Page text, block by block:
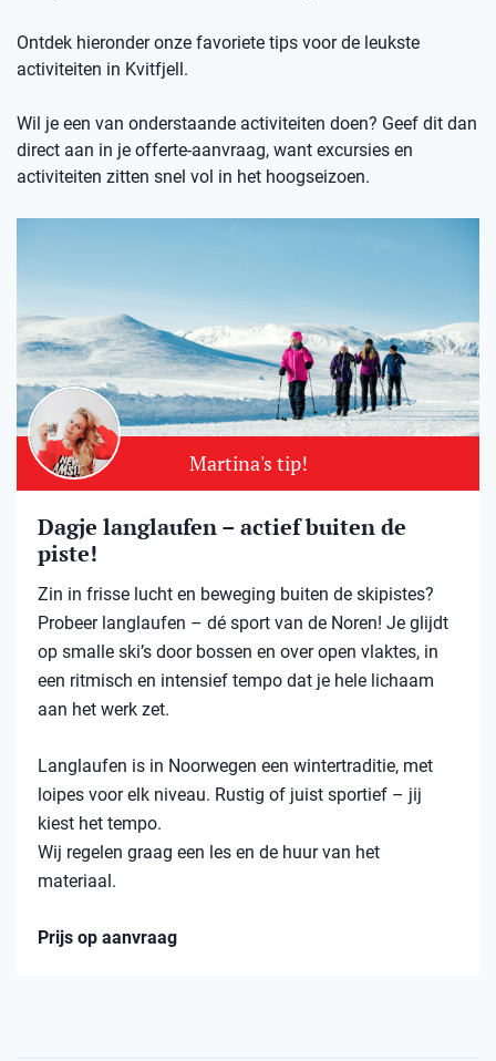
Ontdek hieronder onze favoriete tips voor de leukste
activiteiten in Kvitfjell.
Wil je een van onderstaande activiteiten doen? Geef dit dan
direct aan in je offerte-aanvraag, want excursies en
activiteiten zitten snel vol in het hoogseizoen.
Martina's tip!
Dagje langlaufen – actief buiten de
piste!
Zin in frisse lucht en beweging buiten de skipistes?
Probeer langlaufen – dé sport van de Noren! Je glijdt
op smalle ski’s door bossen en over open vlaktes, in
een ritmisch en intensief tempo dat je hele lichaam
aan het werk zet.
Langlaufen is in Noorwegen een wintertraditie, met
loipes voor elk niveau. Rustig of juist sportief – jij
kiest het tempo.
Wij regelen graag een les en de huur van het
materiaal.
Prijs op aanvraag